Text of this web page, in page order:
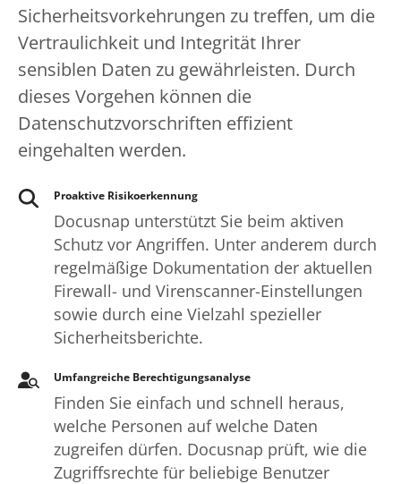
Sicherheitsvorkehrungen zu treffen, um die
Vertraulichkeit und Integrität Ihrer
sensiblen Daten zu gewährleisten. Durch
dieses Vorgehen können die
Datenschutzvorschriften effizient
eingehalten werden.
Proaktive Risikoerkennung
Docusnap unterstützt Sie beim aktiven
Schutz vor Angriffen. Unter anderem durch
regelmäßige Dokumentation der aktuellen
Firewall- und Virenscanner-Einstellungen
sowie durch eine Vielzahl spezieller
Sicherheitsberichte.
Umfangreiche Berechtigungsanalyse
Finden Sie einfach und schnell heraus,
welche Personen auf welche Daten
zugreifen dürfen. Docusnap prüft, wie die
Zugriffsrechte für beliebige Benutzer